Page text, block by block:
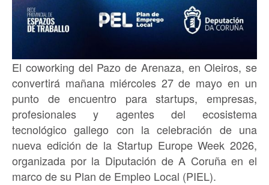
El coworking del Pazo de Arenaza, en Oleiros, se
convertirá mañana miércoles 27 de mayo en un
punto de encuentro para startups, empresas,
profesionales y agentes del ecosistema
tecnológico gallego con la celebración de una
nueva edición de la Startup Europe Week 2026,
organizada por la Diputación de A Coruña en el
marco de su Plan de Empleo Local (PIEL).